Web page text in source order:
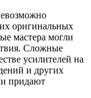
оригинальных
мастера могли
Сложные
усилителей на
и других
придают